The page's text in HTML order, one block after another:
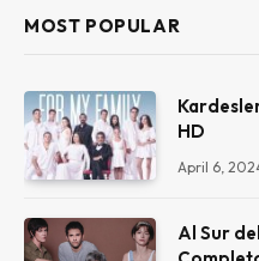
MOST POPULAR
HD
April 6,
Al Sur